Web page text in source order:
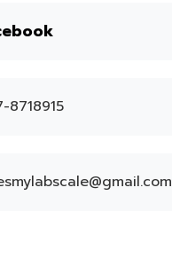
8718915